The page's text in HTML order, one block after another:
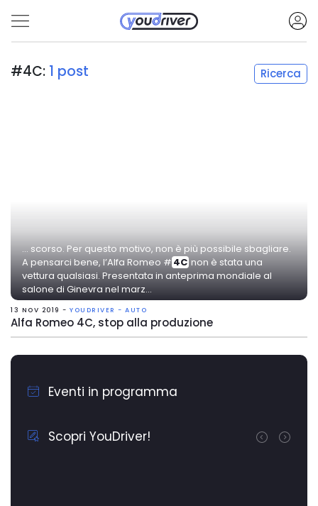
#4C: 1 post Ricerca
... scorso. Per questo motivo, non è più possibile sbagliare.
A pensarci bene, l’Alfa Romeo # 4C non è stata una
vettura qualsiasi. Presentata in anteprima mondiale al
salone di Ginevra nel marz...
13 NOV 2019 - YOUDRIVER - AUTO
Alfa Romeo 4C, stop alla produzione
Eventi in programma
Scopri YouDriver!